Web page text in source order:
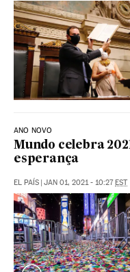
ANO NOVO
Mundo celebra
esperança
EL PAÍS | JAN 01, 2021 - 10:27EST